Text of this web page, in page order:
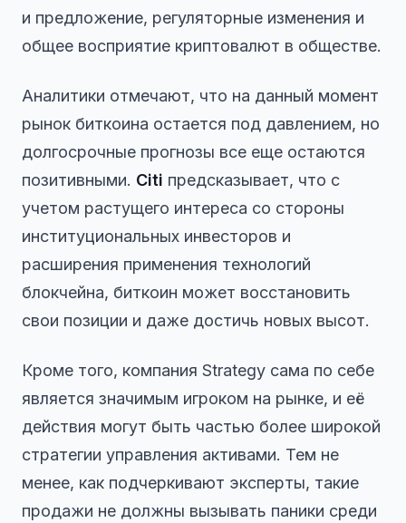
и предложение, регуляторные изменения и
общее восприятие криптовалют в обществе.
Аналитики отмечают, что на данный момент
рынок биткоина остается под давлением, но
долгосрочные прогнозы все еще остаются
позитивными. Citi предсказывает, что с
учетом растущего интереса со стороны
институциональных инвесторов и
расширения применения технологий
блокчейна, биткоин может восстановить
свои позиции и даже достичь новых высот.
Кроме того, компания Strategy сама по себе
является значимым игроком на рынке, и её
действия могут быть частью более широкой
стратегии управления активами. Тем не
менее, как подчеркивают эксперты, такие
продажи не должны вызывать паники среди